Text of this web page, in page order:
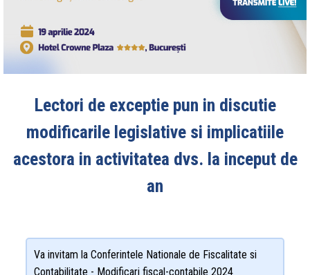
Lectori de exceptie pun in discutie
modificarile legislative si implicatiile
acestora in activitatea dvs. la inceput de
an
Va invitam la Conferintele Nationale de Fiscalitate si
Contabilitate - Modificari fiscal-contabile 2024